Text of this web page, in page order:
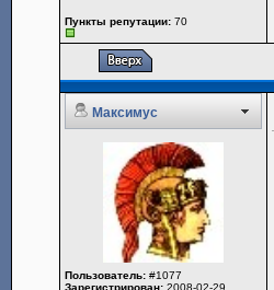
Пункты репутации:70
Максимус
Пользователь:#1077
Зарегистрирован:2008-02-29